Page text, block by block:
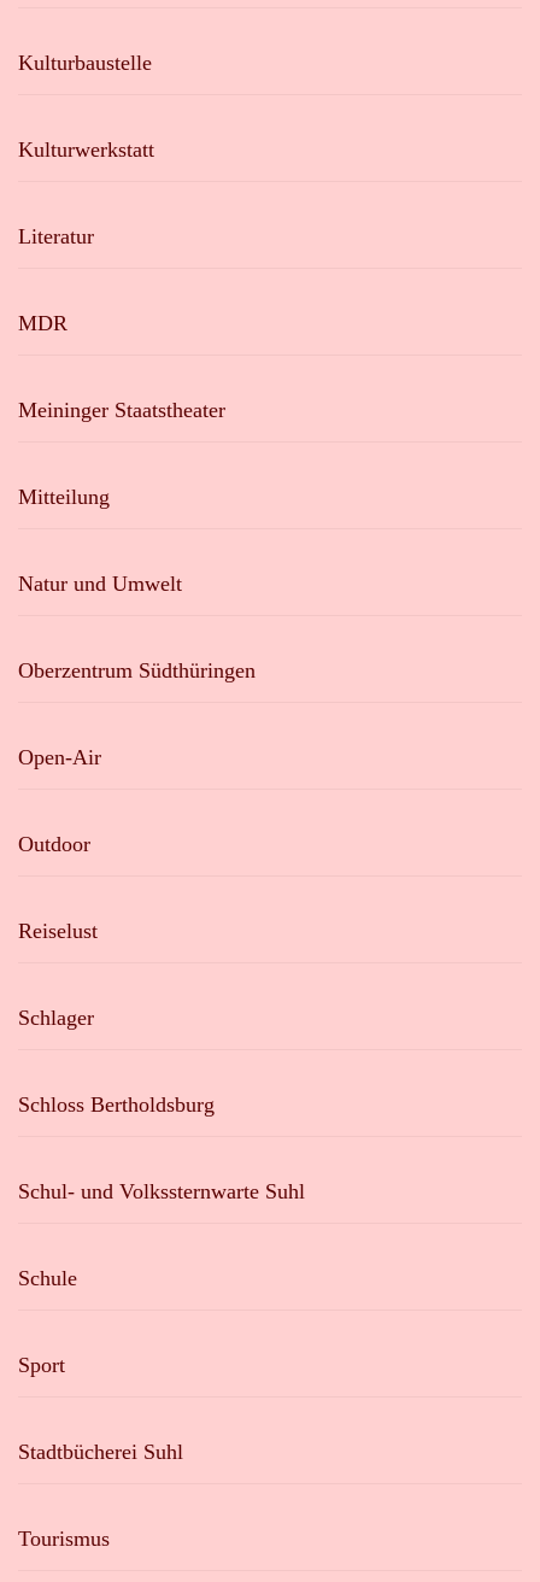
Kulturbaustelle
Kulturwerkstatt
Literatur
MDR
Meininger Staatstheater
Mitteilung
Natur und Umwelt
Oberzentrum Südthüringen
Open-Air
Outdoor
Reiselust
Schlager
Schloss Bertholdsburg
Schul- und Volkssternwarte Suhl
Schule
Sport
Stadtbücherei Suhl
Tourismus